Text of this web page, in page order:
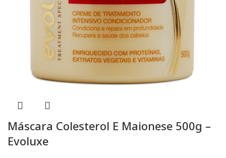
Máscara Colesterol E Maionese 500g –
Evoluxe